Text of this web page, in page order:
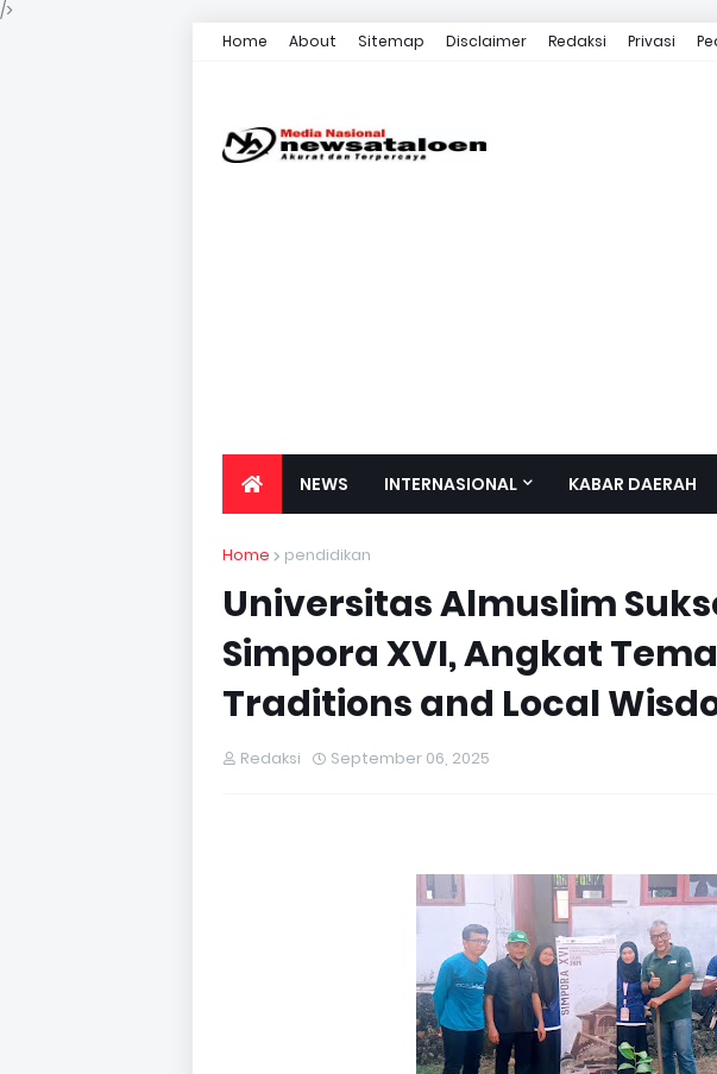
/>
Home About Sitemap Disclaimer Redaksi Privasi
NEWS INTERNASIONAL KABAR DAERAH
Home pendidikan
Universitas Almuslim
Simpora XVI, Angkat
Traditions and Local
Redaksi September 06, 2025